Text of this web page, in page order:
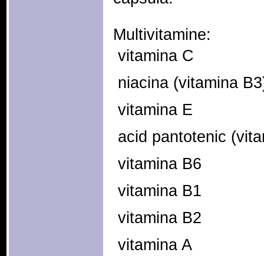
Multivitamine:
 vitamina C
 niacina (vitamina
 vitamina E
 acid pantotenic
 vitamina B6
 vitamina B1
 vitamina B2
 vitamina A